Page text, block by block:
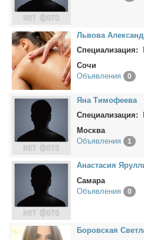
Льво­ва
Специализация:
Сочи
Объявления
0
Яна Ти­мо­фе­е­ва
Специализация:
Москва
Объявления
1
Ана­ста­сия
Самара
Объявления
0
Бо­ров­ская